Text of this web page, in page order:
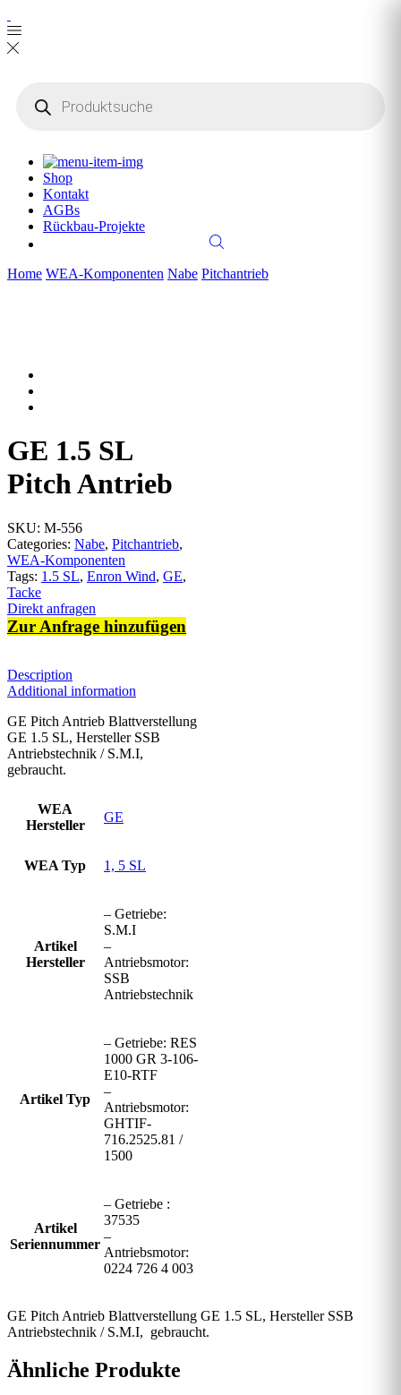
search
Shop
Kontakt
AGBs
Rückbau-Projekte
Home WEA-Komponenten Nabe Pitchantrieb
GE 1.5 SL
Pitch Antrieb
SKU: M-556
Categories: Nabe, Pitchantrieb,
WEA-Komponenten
Tags: 1.5 SL, Enron Wind, GE,
Tacke
Direkt anfragen
Zur Anfrage hinzufügen
Description
Additional information
GE Pitch Antrieb Blattverstellung
GE 1.5 SL, Hersteller SSB
Antriebstechnik / S.M.I,
gebraucht.
WEA
Hersteller
GE
WEA Typ 1, 5 SL
Artikel
Hersteller
– Getriebe:
S.M.I
–
Antriebsmotor:
SSB
Antriebstechnik
Artikel Typ
– Getriebe: RES
1000 GR 3-106-
E10-RTF
–
Antriebsmotor:
GHTIF-
716.2525.81 /
1500
Artikel
Seriennummer
– Getriebe :
37535
–
Antriebsmotor:
0224 726 4 003
GE Pitch Antrieb Blattverstellung GE 1.5 SL, Hersteller SSB
Antriebstechnik / S.M.I, gebraucht.
Ähnliche Produkte